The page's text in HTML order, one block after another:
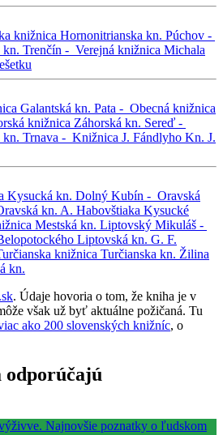
knižnica Hornonitrianska kn. Púchov -
kn. Trenčín - Verejná knižnica Michala
Galantská kn. Pata - Obecná knižnica
knižnica Záhorská kn. Sereď -
kn. Trnava - Knižnica J. Fándlyho Kn. J.
Kysucká kn. Dolný Kubín - Oravská
kn. A. Habovštiaka Kysucké
Mestská kn. Liptovský Mikuláš -
Liptovská kn. G. F.
knižnica Turčianska kn. Žilina
kn.
. Údaje hovoria o tom, že kniha je v
však už byť aktuálne požičaná. Tu
ako 200 slovenských knižníc, o
odporúčajú